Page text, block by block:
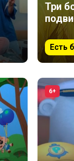
Три
Есть
6+